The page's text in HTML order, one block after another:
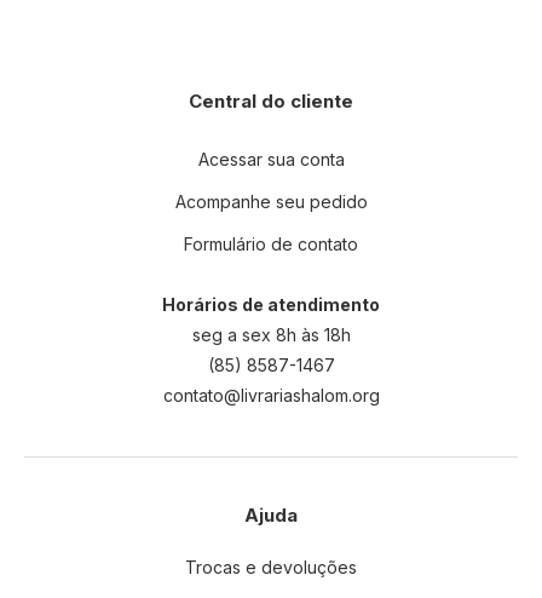
Central do cliente
Acessar sua conta
Acompanhe seu pedido
Formulário de contato
Horários de atendimento
seg a sex 8h às 18h
(85) 8587-1467
contato@livrariashalom.org
Ajuda
Trocas e devoluções